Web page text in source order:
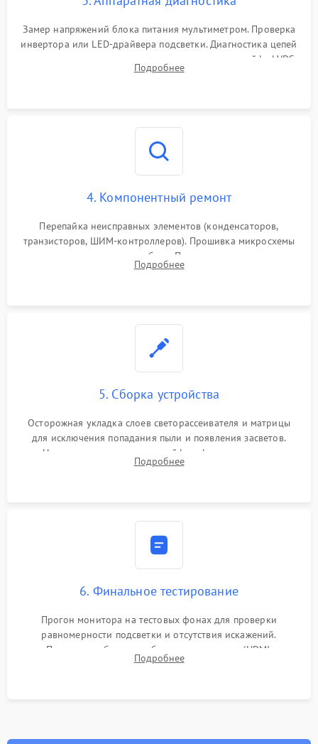
Поломка системы защиты
Замер напряжений блока питания мультиметром. Проверка
инвертора или LED-драйвера подсветки. Диагностика цепей
питания скалера и тестирование сигналов на шлейфе LVDS
Подробнее
4. Компонентный ремонт
Перепайка неисправных элементов (конденсаторов,
транзисторов, ШИМ-контроллеров). Прошивка микросхемы
памяти при программных сбоях. При поломке подсветки —
разборка матрицы и замена выгоревших светодиодов.
Подробнее
5. Сборка устройства
Осторожная укладка слоев светорассеивателя и матрицы
для исключения попадания пыли и появления засветов.
Надежное подключение шлейфов, фиксация плат и
аккуратное защелкивание пластикового корпуса монитора.
Подробнее
6. Финальное тестирование
Прогон монитора на тестовых фонах для проверки
равномерности подсветки и отсутствия искажений.
Проверка работоспособности всех портов (HDMI,
DisplayPort, VGA) и кнопок управления под нагрузкой в
Подробнее